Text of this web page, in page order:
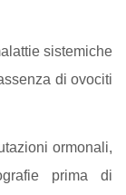
sistemiche
di ovociti
ormonali,
prima di